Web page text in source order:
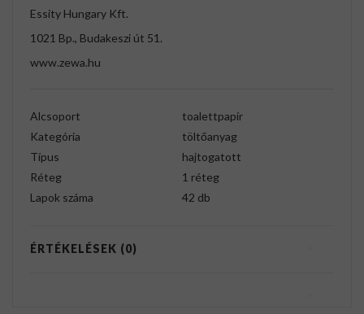
Essity Hungary Kft.
1021 Bp., Budakeszi út 51.
www.zewa.hu
Alcsoport
toalettpapír
Kategória
töltőanyag
Típus
hajtogatott
Réteg
1 réteg
Lapok száma
42 db
ÉRTÉKELÉSEK (0)